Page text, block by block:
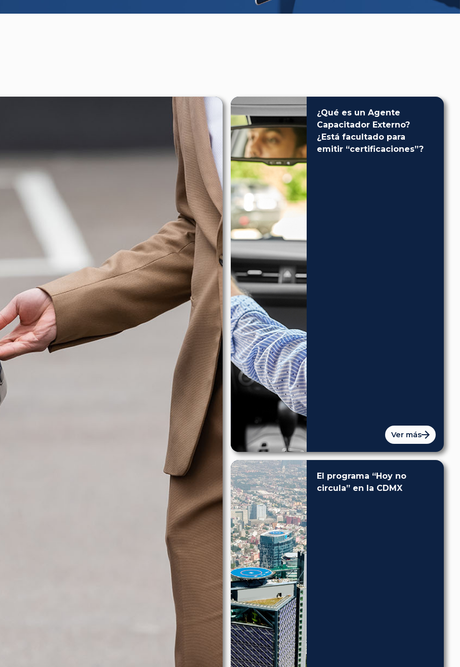
¿Qué es un Agente
Capacitador Externo?
¿Está facultado para
emitir “certificaciones”?
Ver más
El programa “Hoy no
circula” en la CDMX